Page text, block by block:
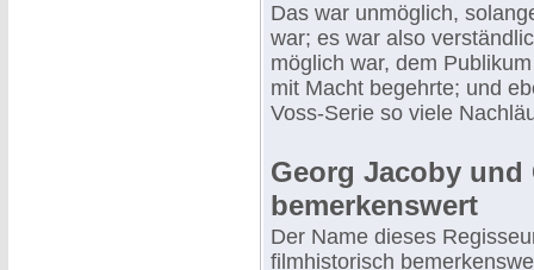
Das war unmöglich,
war; es war also
möglich war, dem
mit Macht begehrte; und
Voss-Serie so viele
Georg Jacoby
bemerkenswert
Der Name dieses
filmhistorisch